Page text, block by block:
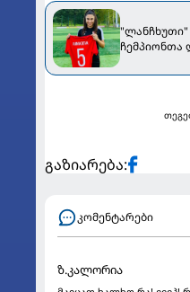
ჩემპიონთა
გაზიარება:
კომენტარები
ზ.კალორია